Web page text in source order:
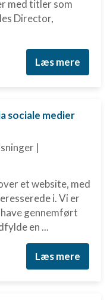
med titler som
Director,
Læs mere
sociale medier
|
et website, med
i. Vi er
gennemført
en ...
Læs mere